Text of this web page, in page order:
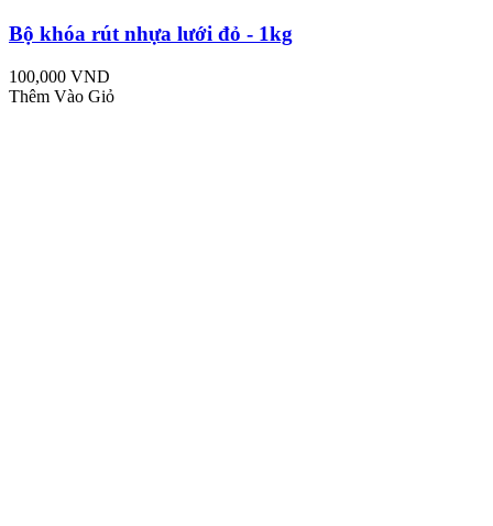
Bộ khóa rút nhựa lưới đỏ - 1kg
100,000 VND
Thêm Vào Giỏ